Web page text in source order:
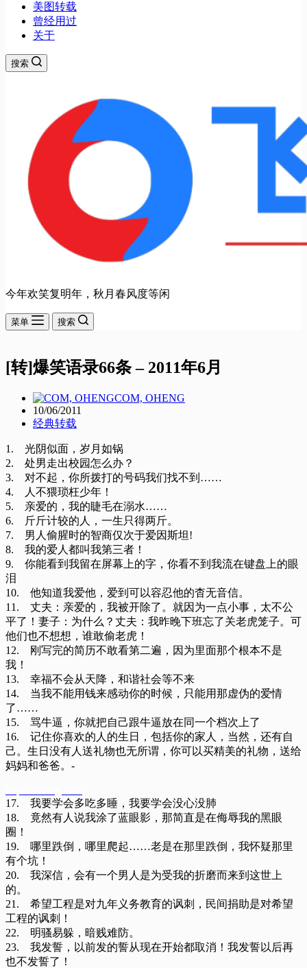
美图转载
曾经用过
关于
搜索
今年欢笑复明年，秋月春风度等闲
菜单 搜索
[转]爆笑语录66条 – 2011年6月
COM, OHENG
10/06/2011
经典转载
1. 光阴似面，岁月如锅
2. 处男走出校园怎么办？
3. 对不起，你所拨打的号码我们找不到……
4. 人不猥琐枉少年！
5. 亲爱的，我的睫毛在溺水……
6. 斤斤计较的人，一生只得两斤。
7. 男人偷腥时的智商仅次于爱因斯坦!
8. 我的爱人都叫我第三者！
9. 你能看到我留在屏幕上的字，你看不到我流在键盘上的眼
泪
10. 他知道我爱他，爱到可以容忍他的杳无音信。
11. 丈夫：亲爱的，我被开除了。就因为一点小事，太不公
平了！妻子：为什么？丈夫：我昨晚下班忘了关老虎笼子。可
他们也不想想，谁敢偷老虎！
12. 刚写完的简历不敢看第二遍，因为里面那个根本不是
我！
13. 幸福不会从天降，和谐社会等不来
14. 当我不能用钱来感动你的时候，只能用那虚伪的爱情
了……
15. 骂牛逼，你就把自己跟牛逼放在同一个档次上了
16. 记住你喜欢的人的生日，包括你的家人，当然，还有自
己。生日没有人送礼物也无所谓，你可以买精美的礼物，送给
妈妈和爸爸。-
17. 我要学会多吃多睡，我要学会没心没肺
18. 竟然有人说我涂了蓝眼影，那简直是在侮辱我的黑眼
圈！
19. 哪里跌倒，哪里爬起……老是在那里跌倒，我怀疑那里
有个坑！
20. 我深信，会有一个男人是为受我的折磨而来到这世上
的。
21. 希望工程是对九年义务教育的讽刺，民间捐助是对希望
工程的讽刺！
22. 明骚易躲，暗贱难防。
23. 我发誓，以前发的誓从现在开始都取消！我发誓以后再
也不发誓了！